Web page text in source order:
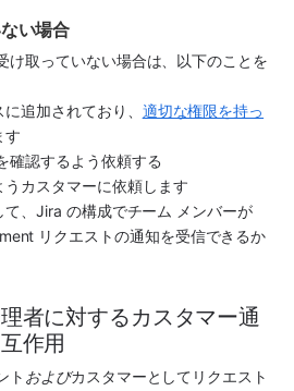
い場合
け取っていない場合は、以下のことを
追加されており、 適切な権限を持っ
す
確認するよう依頼する
うカスタマーに依頼します
て、Jira の構成でチーム メンバーが
リクエストの通知を受信できるか
者に対するカスタマー通
作用
ト およびカスタマーとしてリクエスト